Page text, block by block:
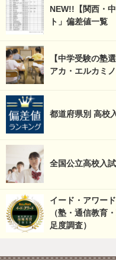
NEW!!【関西・
ト」偏差値一覧
【中学受験の塾
アカ・エルカミ
都道府県別 高校
全国公立高校入
イード・アワード
（塾・通信教育
足度調査）